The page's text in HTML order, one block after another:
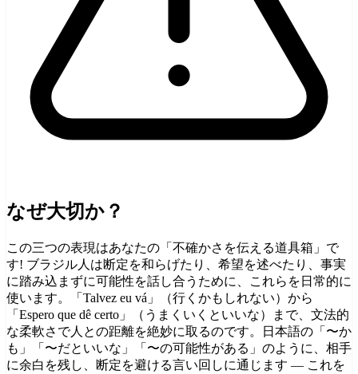
なぜ大切か？
この三つの表現はあなたの「不確かさを伝える道具箱」で
す! ブラジル人は断定を和らげたり、希望を述べたり、事実
に踏み込まずに可能性を話し合うために、これらを日常的に
使います。「Talvez eu vá」（行くかもしれない）から
「Espero que dê certo」（うまくいくといいな）まで、文法的
な柔軟さで人との距離を絶妙に取るのです。日本語の「〜か
も」「〜だといいな」「〜の可能性がある」のように、相手
に余白を残し、断定を避ける言い回しに通じます — これを